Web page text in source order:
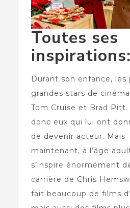
Toutes ses
inspirations:
Durant son enfance, les
grandes stars de
Tom Cruise et Brad Pitt.
donc eux qui lui ont
de devenir acteur. Mais
maintenant, à l’âge
s’inspire énormément
carrière de Chris
fait beaucoup de films